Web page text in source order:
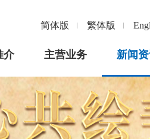
简体版 繁体版
介 主营业务 新闻